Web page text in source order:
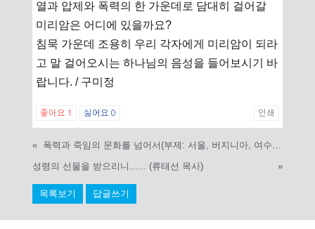
열과 압제와 폭력의 한 가운데로 담대히 걸어갈
미리암은 어디에 있을까요?
침묵 가운데 조용히 우리 각자에게 미리암이 되라
고 말 걸어오시는 하나님의 음성을 들어보시기 바
랍니다. / 구미정
좋아요 1 싫어요 0 인쇄
«
성령의 선물을 받으리니...... (류태선 목사)
»
목록보기 답글쓰기